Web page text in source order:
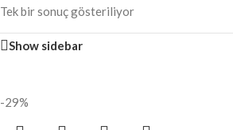
Tek bir sonuç gösteriliyor
Show sidebar
-29%